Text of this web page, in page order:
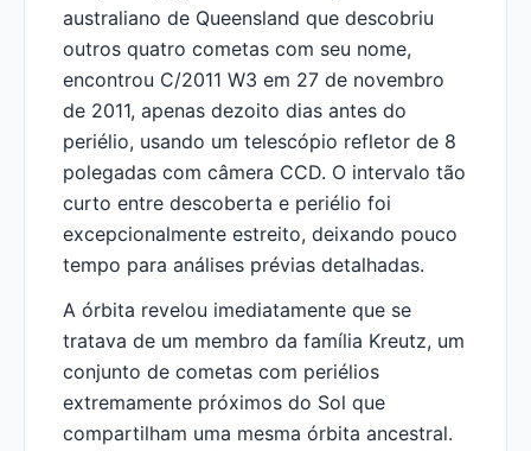
australiano de Queensland que descobriu
outros quatro cometas com seu nome,
encontrou C/2011 W3 em 27 de novembro
de 2011, apenas dezoito dias antes do
periélio, usando um telescópio refletor de 8
polegadas com câmera CCD. O intervalo tão
curto entre descoberta e periélio foi
excepcionalmente estreito, deixando pouco
tempo para análises prévias detalhadas.
A órbita revelou imediatamente que se
tratava de um membro da família Kreutz, um
conjunto de cometas com periélios
extremamente próximos do Sol que
compartilham uma mesma órbita ancestral.